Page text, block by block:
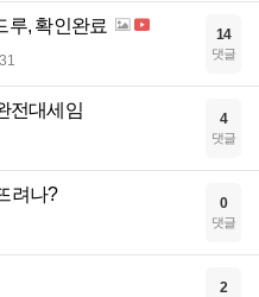
루, 확인완료 14
댓글
전대세임 4
댓글
려나? 0
댓글
2